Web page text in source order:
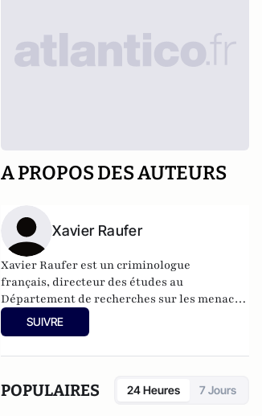
A PROPOS DES AUTEURS
Xavier Raufer
Xavier Raufer est un criminologue
français, directeur des études au
Département de recherches sur les menaces
criminelles contemporaines à l'
Paris II, et auteur de nombreux ouvrages sur
triades, cartels, clans
. Il est directeur
d'études, pôle sécurité-défense-
SUIVRE
POPULAIRES 24 Heures 7 Jours